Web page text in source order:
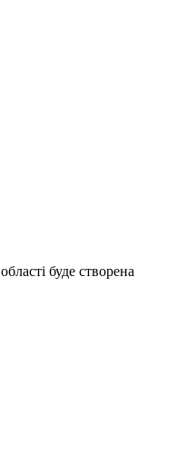
буде створена